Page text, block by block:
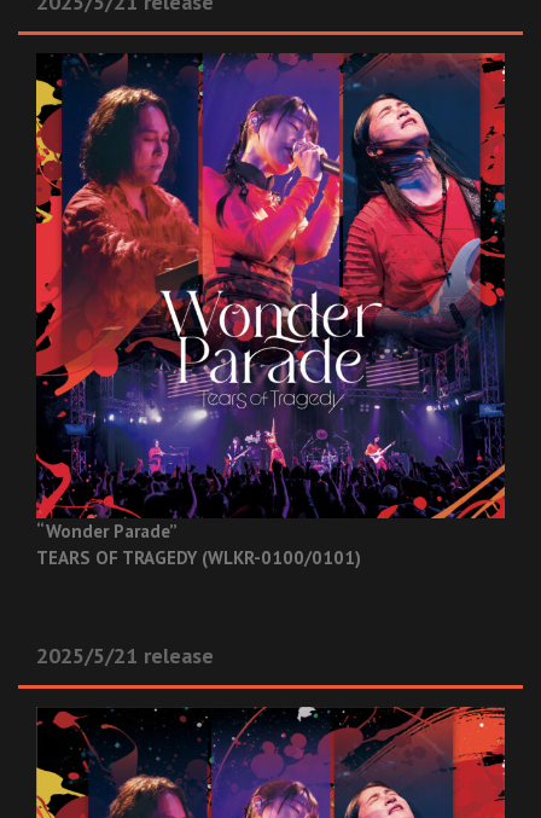
“Wonder Parade”
TEARS OF TRAGEDY (WLKR-0100/0101)
2025/5/21 release